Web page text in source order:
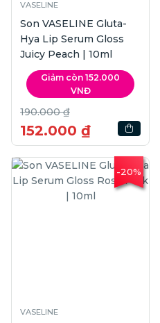
VASELINE
Son VASELINE Gluta-
Hya Lip Serum Gloss
Juicy Peach | 10ml
Giảm còn 152.000
VNĐ
190.000 ₫
152.000 ₫
-20%
VASELINE